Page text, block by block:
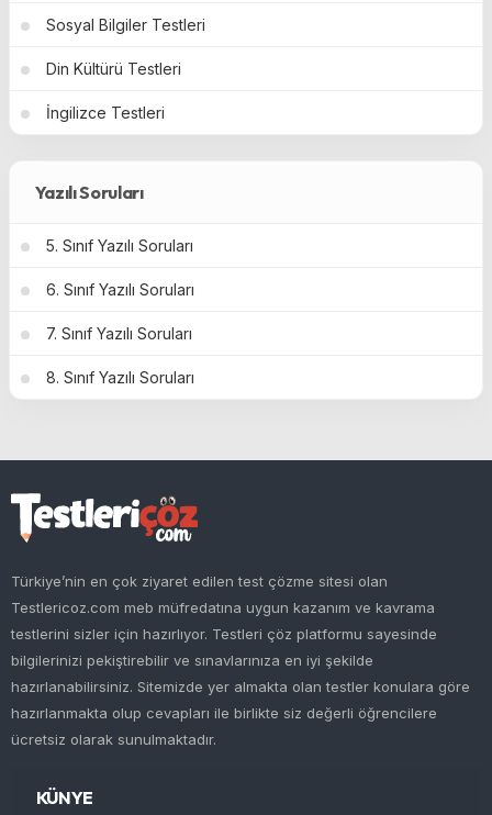
Sosyal Bilgiler Testleri
Din Kültürü Testleri
İngilizce Testleri
Yazılı Soruları
5. Sınıf Yazılı Soruları
6. Sınıf Yazılı Soruları
7. Sınıf Yazılı Soruları
8. Sınıf Yazılı Soruları
Türkiye’nin en çok ziyaret edilen test çözme sitesi olan
Testlericoz.com meb müfredatına uygun kazanım ve kavrama
testlerini sizler için hazırlıyor. Testleri çöz platformu sayesinde
bilgilerinizi pekiştirebilir ve sınavlarınıza en iyi şekilde
hazırlanabilirsiniz. Sitemizde yer almakta olan testler konulara göre
hazırlanmakta olup cevapları ile birlikte siz değerli öğrencilere
ücretsiz olarak sunulmaktadır.
KÜNYE